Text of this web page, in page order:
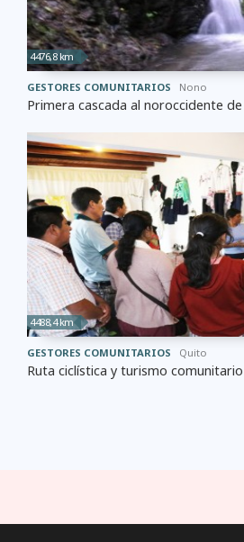
4476,8 km
GESTORES COMUNITARIOS Nono
Primera cascada al noroccidente
4488,4 km
GESTORES COMUNITARIOS Quito
Ruta ciclística y turismo